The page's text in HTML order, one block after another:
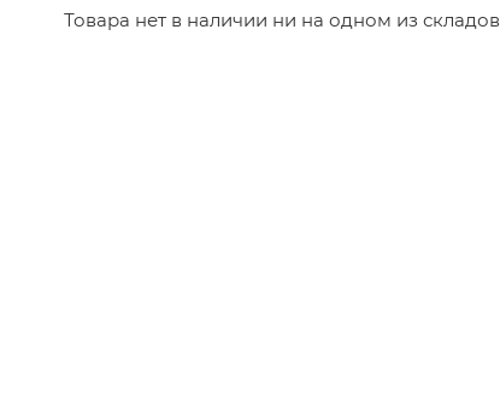
Товара нет в наличии ни на одном из складов